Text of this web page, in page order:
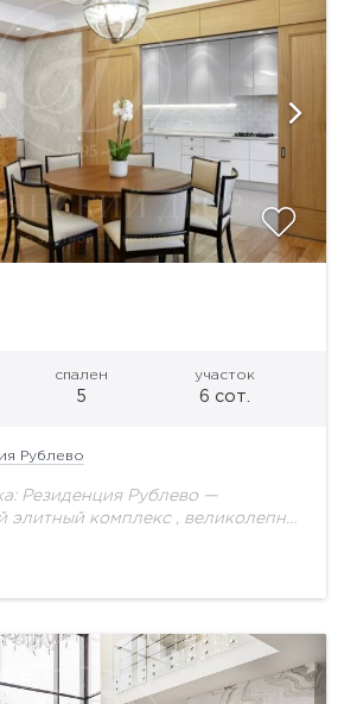
спален
5
участок
6 сот.
Рублево
Резиденция Рублево —
элитный комплекс , великолепно
Новорижского шоссе, вблизи